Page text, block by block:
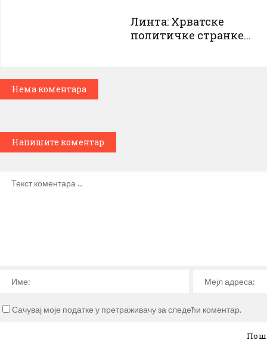
Линта: Хрватске
политичке странке...
Нема коментара
Напишите коментар
Сачувај моје податке у претраживачу за следећи коментар.